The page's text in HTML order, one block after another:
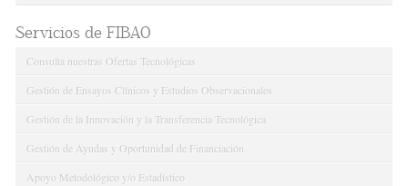
Servicios de FIBAO
Consulta nuestras Ofertas Tecnológicas
Gestión de Ensayos Clínicos y Estudios Observacionales
Gestión de la Innovación y la Transferencia Tecnológica
Gestión de Ayudas y Oportunidad de Financiación
Apoyo Metodológico y/o Estadístico